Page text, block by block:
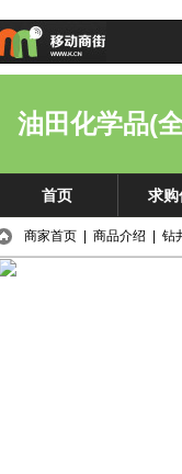
油田化学品(
首页 求购
商家首页 商品介绍 | 钻